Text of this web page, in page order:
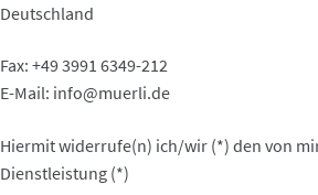
Deutschland
Fax: +49 3991 6349-212
E-Mail: info@muerli.de
Hiermit widerrufe(n) ich/wir (*) den von
Dienstleistung (*)